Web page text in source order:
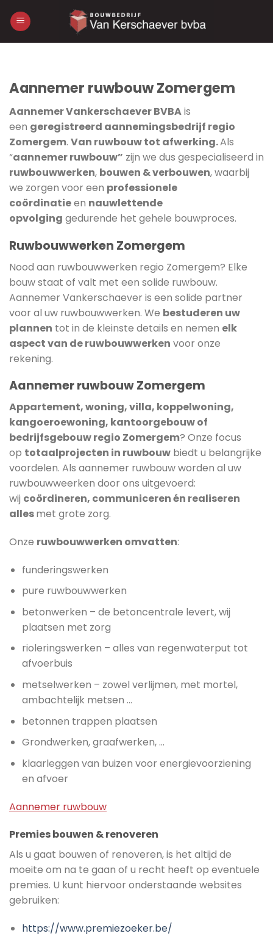
Aannemer ruwbouw Zomergem
Aannemer Vankerschaever BVBAis
een geregistreerd aannemingsbedrijf regio
Zomergem. Van ruwbouw tot afwerking.Als
“aannemer ruwbouw” zijn we dus gespecialiseerd in
ruwbouwwerken, bouwen & verbouwen, waarbij
we zorgen voor een professionele
coördinatieen nauwlettende
opvolging gedurende het gehele bouwproces.
Ruwbouwwerken Zomergem
Nood aan ruwbouwwerken regio Zomergem? Elke
bouw staat of valt met een solide ruwbouw.
Aannemer Vankerschaever is een solide partner
voor al uw ruwbouwwerken. We bestuderen uw
plannen tot in de kleinste details en nemen elk
aspect van de ruwbouwwerken voor onze
rekening.
Aannemer ruwbouw Zomergem
Appartement, woning, villa, koppelwoning,
kangoeroewoning, kantoorgebouw of
bedrijfsgebouw regio Zomergem? Onze focus
op totaalprojecten in ruwbouw biedt u belangrijke
voordelen. Als aannemer ruwbouw worden al uw
ruwbouwweerken door ons uitgevoerd:
wij coördineren, communiceren én realiseren
allesmet grote zorg.
Onze ruwbouwwerken omvatten:
funderingswerken
pure ruwbouwwerken
betonwerken – de betoncentrale levert, wij
plaatsen met zorg
rioleringswerken – alles van regenwaterput tot
afvoerbuis
metselwerken – zowel verlijmen, met mortel,
ambachtelijk metsen …
betonnen trappen plaatsen
Grondwerken, graafwerken, …
klaarleggen van buizen voor energievoorziening
en afvoer
Aannemer ruwbouw
Premies bouwen & renoveren
Als u gaat bouwen of renoveren, is het altijd de
moeite om na te gaan of u recht heeft op eventuele
premies. U kunt hiervoor onderstaande websites
gebruiken:
https://www.premiezoeker.be/